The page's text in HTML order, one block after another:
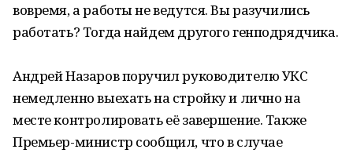
вовремя, а работы не ведутся. Вы разучились
работать? Тогда найдем другого генподрядчика.
Андрей Назаров поручил руководителю УКС
немедленно выехать на стройку и лично на
месте контролировать её завершение. Также
Премьер-министр сообщил, что в случае